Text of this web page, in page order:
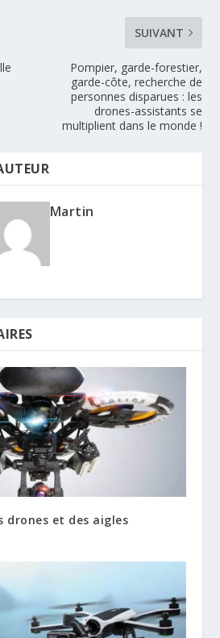
SUIVANT
Pompier, garde-forestier,
garde-côte, recherche de
personnes disparues : les
drones-assistants se
multiplient dans le monde !
Martin
drones et des aigles